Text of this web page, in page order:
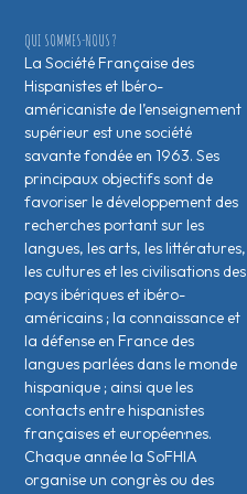
QUI SOMMES-NOUS ?
La Société Française des
Hispanistes et Ibéro-
américaniste de l’enseignement
supérieur est une société
savante fondée en 1963. Ses
principaux objectifs sont de
favoriser le développement des
recherches portant sur les
langues, les arts, les littératures,
les cultures et les civilisations des
pays ibériques et ibéro-
américains ; la connaissance et
la défense en France des
langues parlées dans le monde
hispanique ; ainsi que les
contacts entre hispanistes
français·es et européen·nes.
Chaque année la SoFHIA
organise un congrès ou des